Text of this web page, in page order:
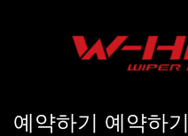
예약하기 예약하기